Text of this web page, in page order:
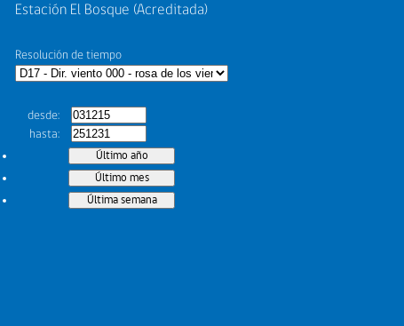
Estación El Bosque (Acreditada)
Resolución de tiempo
desde
hasta